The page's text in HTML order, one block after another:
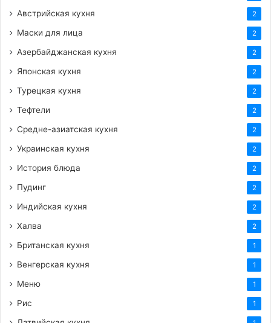
Австрийская кухня 2
Маски для лица 2
Азербайджанская кухня 2
Японская кухня 2
Турецкая кухня 2
Тефтели 2
Средне-азиатская кухня 2
Украинская кухня 2
История блюда 2
Пудинг 2
Индийская кухня 2
Халва 2
Британская кухня 1
Венгерская кухня 1
Меню 1
Рис 1